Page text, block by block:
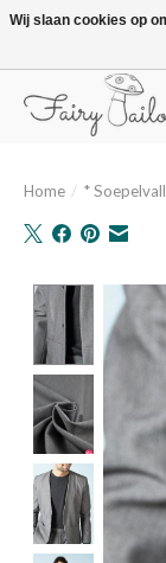
De mooiste online
Home / *
Wij slaan cookies op